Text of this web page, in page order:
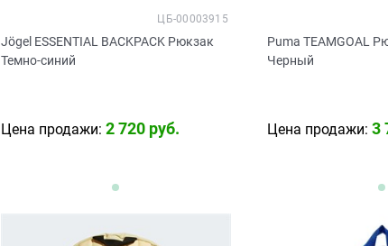
Jögel ESSENTIAL BACKPACK Рюкзак
Темно-синий
ЦБ-00003915
Цена продажи: 2 720 руб.
Puma TEAMGOAL
Черный
Цена продажи: 3